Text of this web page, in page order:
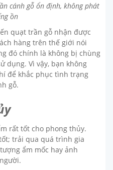
cánh gỗ ổn định, không phát
ồn
quạt trần gỗ nhận được
hàng trên thế giới nói
đó chính là không bị chùng
dụng. Vì vậy, bạn không
để khắc phục tình trạng
gỗ.
rất tốt cho phong thủy.
trải qua quá trình gia
ẩm mốc hay ảnh